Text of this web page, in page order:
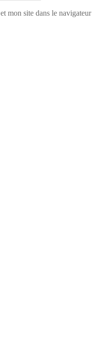
mon site dans le navigateur